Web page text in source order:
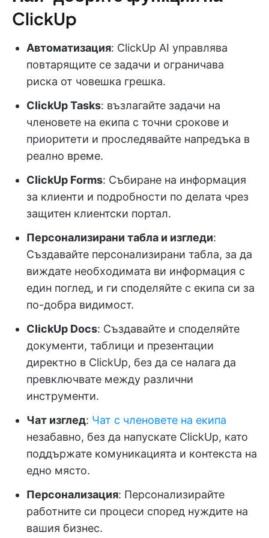
ClickUp
Автоматизация: ClickUp AI управлява
повтарящите се задачи и ограничава
риска от човешка грешка.
ClickUp Tasks: възлагайте задачи на
членовете на екипа с точни срокове и
приоритети и проследявайте напредъка в
реално време.
ClickUp Forms: Събиране на информация
за клиенти и подробности по делата чрез
защитен клиентски портал.
Персонализирани табла и изгледи:
Създавайте персонализирани табла, за да
виждате необходимата ви информация с
един поглед, и ги споделяйте с екипа си за
по-добра видимост.
ClickUp Docs: Създавайте и споделяйте
документи, таблици и презентации
директно в ClickUp, без да се налага да
превключвате между различни
инструменти.
Чат изглед: Чат с членовете на екипа
незабавно, без да напускате ClickUp, като
поддържате комуникацията и контекста на
едно място.
Персонализация: Персонализирайте
работните си процеси според нуждите на
вашия бизнес.